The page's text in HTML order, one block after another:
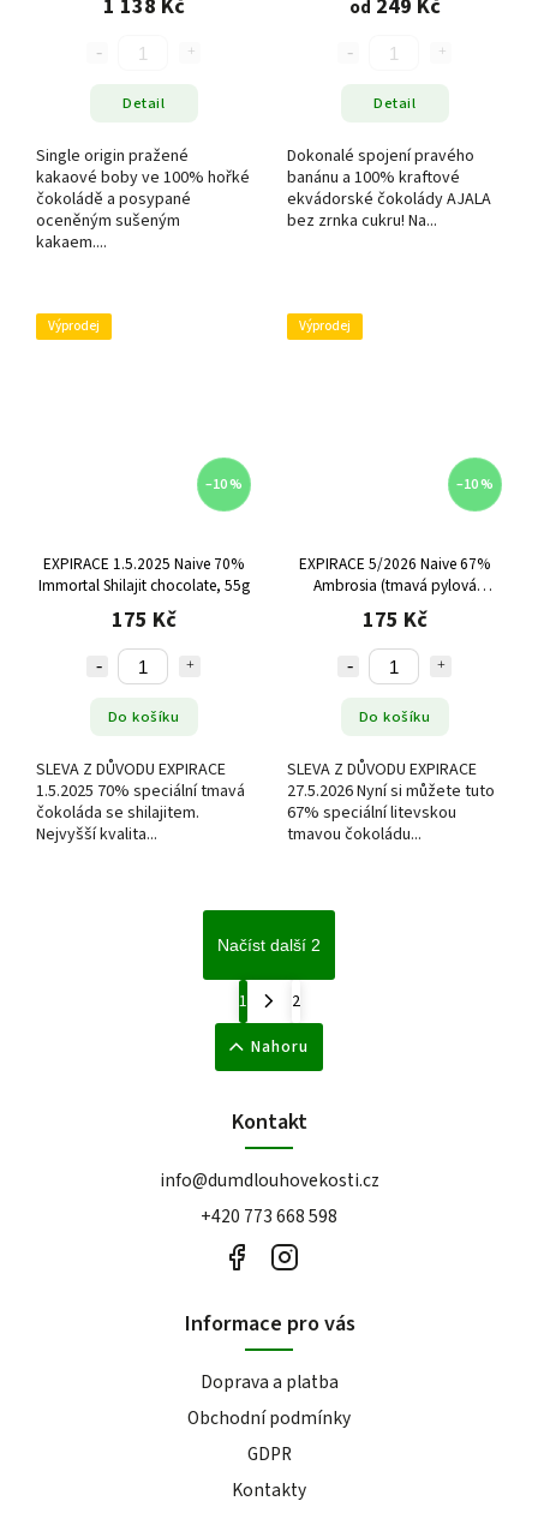
Detail
Single origin pražené
kakaové boby ve 100% hořké
čokoládě a posypané
oceněným sušeným
kakaem....
od
Detail
Dokonalé spojení pravého
banánu a 100% kraftové
ekvádorské čokolády AJALA
bez zrnka cukru! Na...
Výprodej
–10 %
EXPIRACE 1.5.2025 Naive 70%
Immortal Shilajit chocolate, 55g
175 Kč
Do košíku
SLEVA Z DŮVODU EXPIRACE
1.5.2025 70% speciální tmavá
čokoláda se shilajitem.
Nejvyšší kvalita...
Výprodej
–10 %
EXPIRACE 5/2026 Naive 67%
Ambrosia (tmavá pylová
čokoláda s medem), 57g
175 Kč
Do košíku
SLEVA Z DŮVODU EXPIRACE
27.5.2026 Nyní si můžete tuto
67% speciální litevskou
tmavou čokoládu...
Načíst další 2
1
2
Nahoru
Kontakt
info@dumdlouhovekosti.cz
+420 773 668 598
Informace pro vás
Doprava a platba
Obchodní podmínky
GDPR
Kontakty